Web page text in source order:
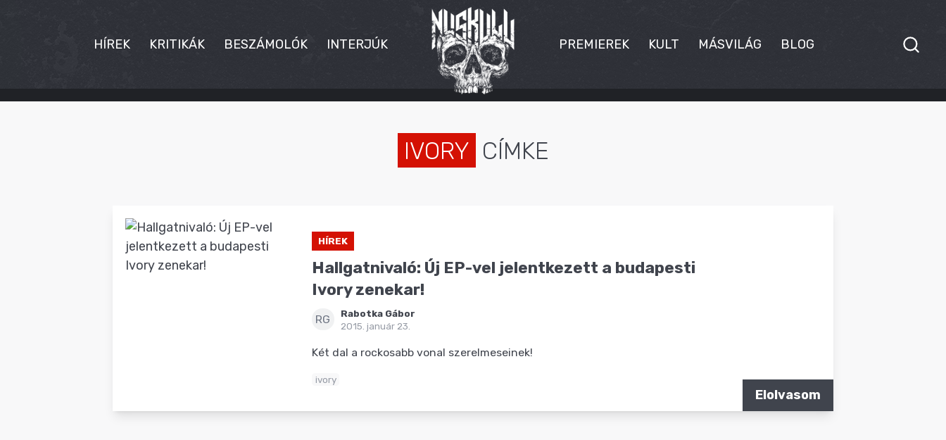
HÍREK KRITIKÁK BESZÁMOLÓK INTERJÚK PREMIEREK KULT MÁSVILÁG BLOG
HÍREK
IVORY CÍMKE
HÍREK
Hallgatnivaló: Új EP-vel jelentkezett a budapesti
Ivory zenekar!
RG
Rabotka Gábor
2015. január 23.
Két dal a rockosabb vonal szerelmeseinek!
ivory
Elolvasom